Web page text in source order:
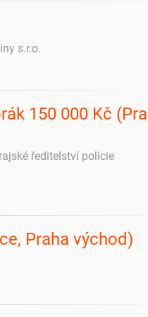
s.r.o.
150 000 Kč
ředitelství policie
Praha východ)